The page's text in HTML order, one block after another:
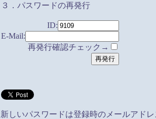
３．パスワードの再発行
ID:
E-Mail:
再発行確認チェック→
しいパスワードは登録時のメールアド